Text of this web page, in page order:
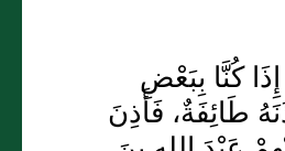
كُنَّا بِبَعْضِ
طَائِفَةٌ، فَأَذِنَ